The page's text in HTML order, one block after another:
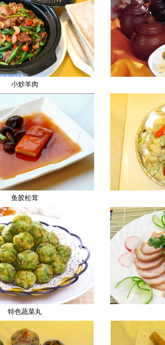
小炒羊肉
鱼胶松茸
特色蔬菜丸